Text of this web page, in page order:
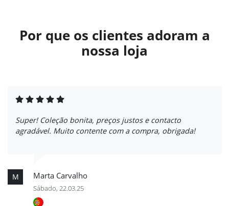
Por que os clientes adoram a
nossa loja
Super! Coleção bonita, preços justos e contacto
agradável. Muito contente com a compra, obrigada!
M Marta Carvalho
Sábado, 22.03.25